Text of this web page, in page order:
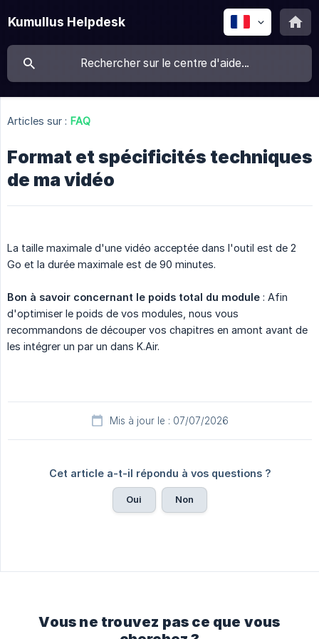
Kumullus Helpdesk
Articles sur : FAQ
Format et spécificités techniques
de ma vidéo
La taille maximale d'une vidéo acceptée dans l'outil est de 2
Go et la durée maximale est de 90 minutes.
Bon à savoir concernant le poids total du module : Afin
d'optimiser le poids de vos modules, nous vous
recommandons de découper vos chapitres en amont avant de
les intégrer un par un dans K.Air.
Mis à jour le : 07/07/2026
Cet article a-t-il répondu à vos questions ?
Oui Non
Vous ne trouvez pas ce que vous